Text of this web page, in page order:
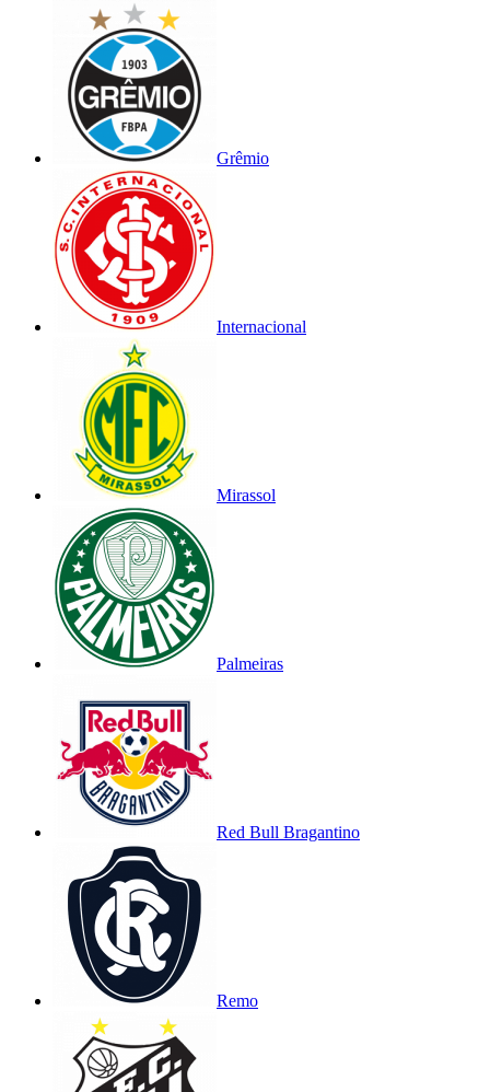
Grêmio
Internacional
Mirassol
Palmeiras
Red Bull Bragantino
Remo